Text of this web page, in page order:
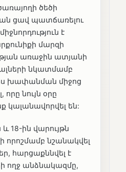
ծեծի
ցավ պատճառելու
է
մարզի
առաջին ատյանի
նկատմամբ
խափանման միջոց
որը նույն օրը
կալանավորվել են:
և 18-ին վարույթն
նշանակվել
հարցաքննվել է
ողջ անձնակազմը,